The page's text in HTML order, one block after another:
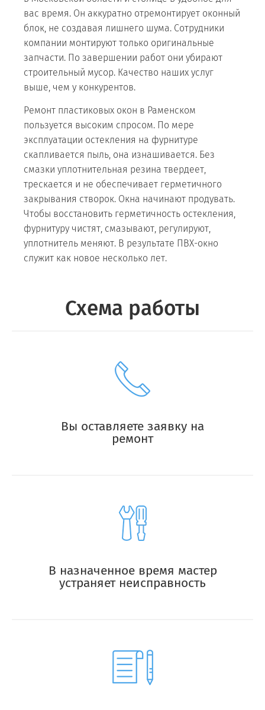
вас время. Он аккуратно отремонтирует оконный
блок, не создавая лишнего шума. Сотрудники
компании монтируют только оригинальные
запчасти. По завершении работ они убирают
строительный мусор. Качество наших услуг
выше, чем у конкурентов.
Ремонт пластиковых окон в Раменском
пользуется высоким спросом. По мере
эксплуатации остекления на фурнитуре
скапливается пыль, она изнашивается. Без
смазки уплотнительная резина твердеет,
трескается и не обеспечивает герметичного
закрывания створок. Окна начинают продувать.
Чтобы восстановить герметичность остекления,
фурнитуру чистят, смазывают, регулируют,
уплотнитель меняют. В результате ПВХ-окно
служит как новое несколько лет.
Схема работы
Вы оставляете заявку на
ремонт
В назначенное время мастер
устраняет неисправность